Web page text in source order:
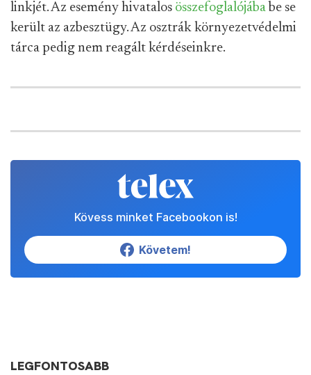
linkjét. Az esemény hivatalos összefoglalójába be se
került az azbesztügy. Az osztrák környezetvédelmi
tárca pedig nem reagált kérdéseinkre.
Kövess minket Facebookon is!
Követem!
LEGFONTOSABB